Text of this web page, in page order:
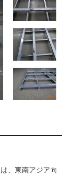
、東南アジア向